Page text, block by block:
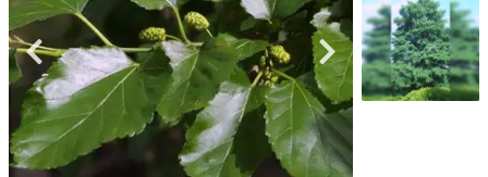
Zum vorigen Bild Zum nächsten Bild